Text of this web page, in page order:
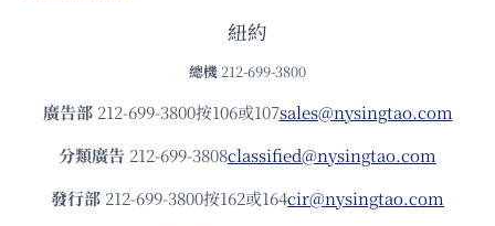
紐約
總機 212-699-3800
廣告部212-699-3800按106或107sales@nysingtao.com
分類廣告 212-699-3808classified@nysingtao.com
發⾏部 212-699-3800按162或164cir@nysingtao.com